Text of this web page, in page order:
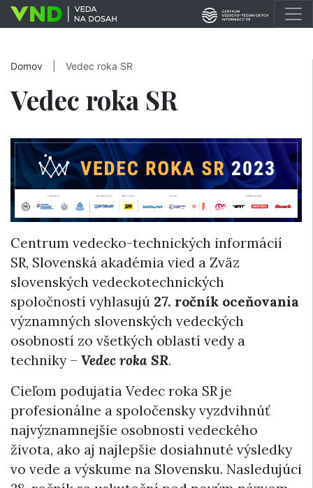
Domov Vedec roka SR
Vedec roka SR
Centrum vedecko-technických informácií
SR, Slovenská akadémia vied a Zväz
slovenských vedeckotechnických
spoločností vyhlasujú 27. ročník oceňovania
významných slovenských vedeckých
osobností zo všetkých oblastí vedy a
techniky – Vedec roka SR.
Cieľom podujatia Vedec roka SR je
profesionálne a spoločensky vyzdvihnúť
najvýznamnejšie osobnosti vedeckého
života, ako aj najlepšie dosiahnuté výsledky
vo vede a výskume na Slovensku. Nasledujúci